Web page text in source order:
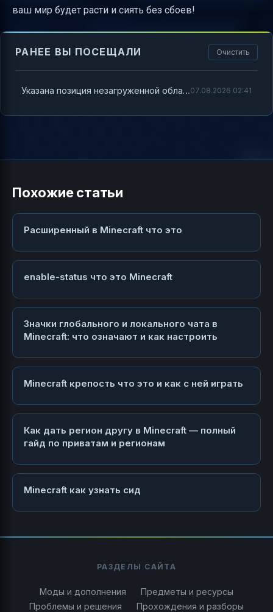
ваш мир будет расти и сиять без сбоев!
РАНЕЕ ВЫ ПОСЕЩАЛИ Очистить
Указана позиция незагруженной области Minecraft что это значит07.08.2026 02:41
Похожие статьи
Расширенный в Minecraft что это
enable-status что это Minecraft
Значки глобального и локального чата в
Minecraft: что означают и как настроить
Minecraft крепость что это и как с ней играть
Как дать регион другу в Minecraft — полный
гайд по приватам и регионам
Minecraft как узнать сид
РАЗДЕЛЫ САЙТА
Моды и дополнения
Предметы и ресурсы
Проблемы и решения
Прохождения и разборы